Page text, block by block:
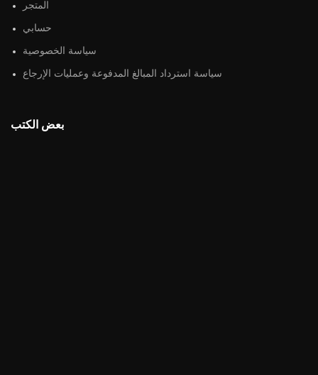
المتجر
حسابي
سياسة الخصوصية
سياسة استرداد المبالغ المدفوعة وعمليات الإرجاع
بعض الكتب